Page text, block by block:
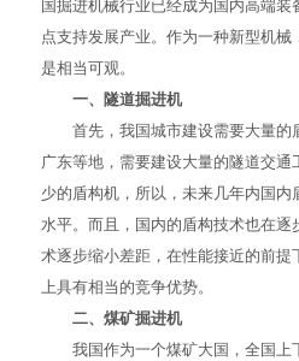
点支持发展产业。作为一种新型机
是相当可观。
一、隧道掘进机
首先，我国城市建设需要大量的
广东等地，需要建设大量的隧道交
少的盾构机，所以，未来几年内国
水平。而且，国内的盾构技术也在
术逐步缩小差距，在性能接近的前
上具有相当的竞争优势。
二、煤矿掘进机
我国作为一个煤矿大国，全国上